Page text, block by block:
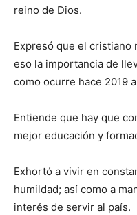
reino de Dios.
Expresó que el cristiano
eso la importancia de
como ocurre hace 2019
Entiende que hay que
mejor educación y
Exhortó a vivir en
humildad; así como a
interés de servir al país.